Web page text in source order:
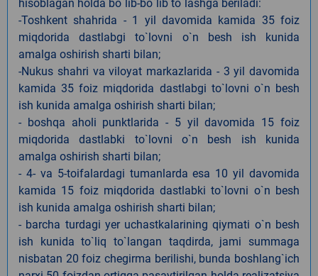
hisoblagan holda bo`lib-bo`lib to`lashga beriladi:
-Toshkent shahrida - 1 yil davomida kamida 35 foiz
miqdorida dastlabgi to`lovni o`n besh ish kunida
amalga oshirish sharti bilan;
-Nukus shahri va viloyat markazlarida - 3 yil davomida
kamida 35 foiz miqdorida dastlabgi to`lovni o`n besh
ish kunida amalga oshirish sharti bilan;
- boshqa aholi punktlarida - 5 yil davomida 15 foiz
miqdorida dastlabki to`lovni o`n besh ish kunida
amalga oshirish sharti bilan;
- 4- va 5-toifalardagi tumanlarda esa 10 yil davomida
kamida 15 foiz miqdorida dastlabki to`lovni o`n besh
ish kunida amalga oshirish sharti bilan;
- barcha turdagi yer uchastkalarining qiymati o`n besh
ish kunida to`liq to`langan taqdirda, jami summaga
nisbatan 20 foiz chegirma berilishi, bunda boshlang`ich